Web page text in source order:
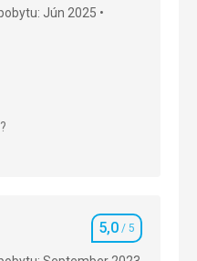
Jún 2025
5,0/ 5
Hodnotenie
5,0 / 5